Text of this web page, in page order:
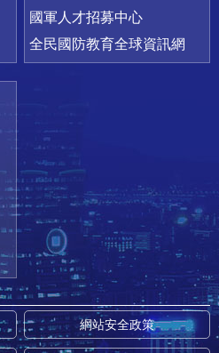
國軍人才招募中心
全民國防教育全球資訊網
網站安全政策